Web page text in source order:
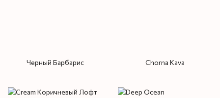
Черный Барбарис Chorna Kava